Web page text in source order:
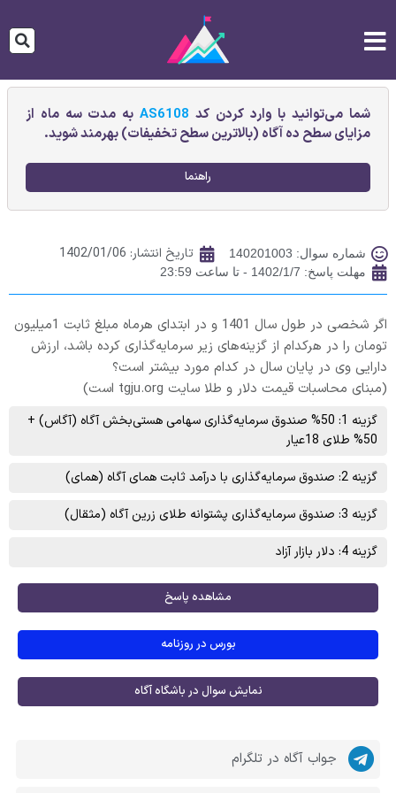
شما می‌توانید با وارد کردن کد AS6108به مدت سه ماه از
مزایای سطح ده آگاه (بالاترین سطح تخفیفات) بهرمند شوید.
راهنما
شماره سوال: 140201003 تاریخ انتشار: 1402/01/06
مهلت پاسخ: 1402/1/7 - تا ساعت 23:59
اگر شخصی در طول سال 1401 و در ابتدای هرماه مبلغ ثابت 1میلیون
تومان را در هرکدام از گزینه‌های زیر سرمایه‌گذاری کرده باشد، ارزش
دارایی وی در پایان سال در کدام مورد بیشتر است؟
(مبنای محاسبات قیمت دلار و طلا سایت tgju.org است)
گزینه 1: 50% صندوق سرمایه‌گذاری سهامی هستی‌بخش آگاه (آگاس) +
50% طلای 18عیار
گزینه 2: صندوق سرمایه‌گذاری با درآمد ثابت همای آگاه (همای)
گزینه 3: صندوق سرمایه‌گذاری پشتوانه طلای زرین آگاه (مثقال)
گزینه 4: دلار بازار آزاد
مشاهده پاسخ
بورس در روزنامه
نمایش سوال در باشگاه آگاه
جواب آگاه در تلگرام